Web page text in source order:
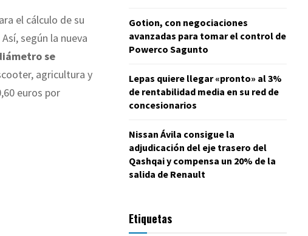
el cálculo de su
según la nueva
se
agricultura y
euros por
Gotion, con negociaciones
avanzadas para tomar el control de
Powerco Sagunto
Lepas quiere llegar «pronto» al 3%
de rentabilidad media en su red de
concesionarios
Nissan Ávila consigue la
adjudicación del eje trasero del
Qashqai y compensa un 20% de la
salida de Renault
Etiquetas